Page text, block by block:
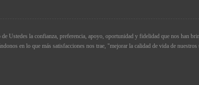
de Ustedes la confianza, preferencia, apoyo, oportunidad y fidelidad que nos han
en lo que más satisfacciones nos trae, "mejorar la calidad de vida de nuestros